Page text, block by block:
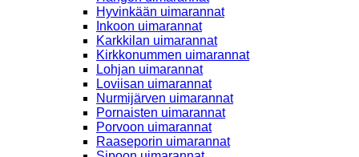
Hyvinkään uimarannat
Inkoon uimarannat
Karkkilan uimarannat
Kirkkonummen uimarannat
Lohjan uimarannat
Loviisan uimarannat
Nurmijärven uimarannat
Pornaisten uimarannat
Porvoon uimarannat
Raaseporin uimarannat